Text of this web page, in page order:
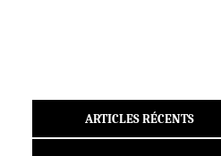
ARTICLES RÉCENTS